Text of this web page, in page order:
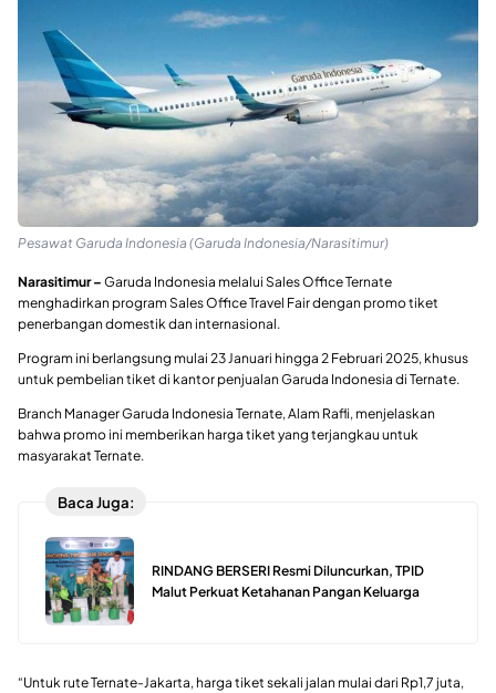
Pesawat Garuda Indonesia (Garuda Indonesia/Narasitimur)
Narasitimur – Garuda Indonesia melalui Sales Office Ternate
menghadirkan program Sales Office Travel Fair dengan promo tiket
penerbangan domestik dan internasional.
Program ini berlangsung mulai 23 Januari hingga 2 Februari 2025, khusus
untuk pembelian tiket di kantor penjualan Garuda Indonesia di Ternate.
Branch Manager Garuda Indonesia Ternate, Alam Rafli, menjelaskan
bahwa promo ini memberikan harga tiket yang terjangkau untuk
masyarakat Ternate.
Baca Juga:
RINDANG BERSERI Resmi Diluncurkan, TPID
Malut Perkuat Ketahanan Pangan Keluarga
“Untuk rute Ternate-Jakarta, harga tiket sekali jalan mulai dari Rp1,7 juta,